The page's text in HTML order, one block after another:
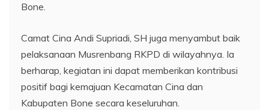
Bone.
Camat Cina Andi Supriadi, SH juga menyambut baik
pelaksanaan Musrenbang RKPD di wilayahnya. Ia
berharap, kegiatan ini dapat memberikan kontribusi
positif bagi kemajuan Kecamatan Cina dan
Kabupaten Bone secara keseluruhan.